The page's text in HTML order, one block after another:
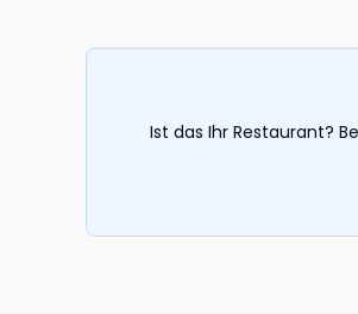
Ist das Ihr Restaurant?